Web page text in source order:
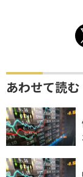
あわせて読む